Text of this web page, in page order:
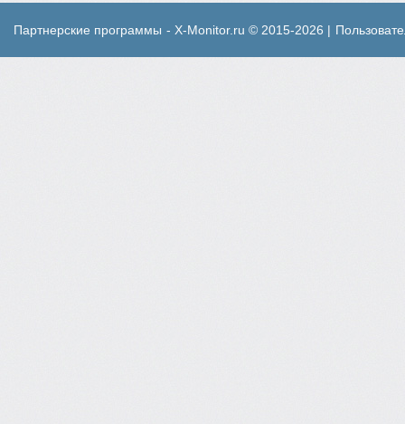
Партнерские программы - X-Monitor.ru © 2015-2026 |